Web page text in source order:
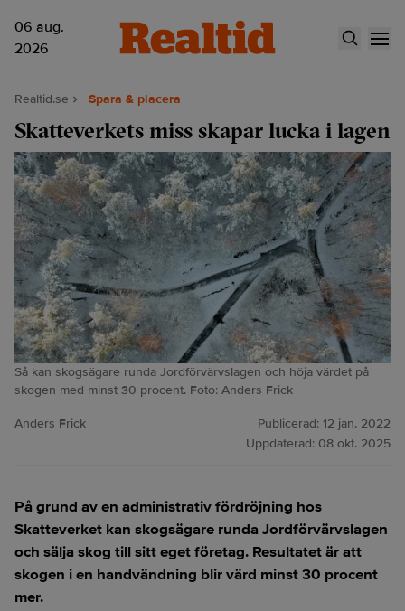
06 aug.
2026
Realtid.se Spara & placera
Skatteverkets miss skapar lucka i lagen
Så kan skogsägare runda Jordförvärvslagen och höja värdet på
skogen med minst 30 procent. Foto: Anders Frick
Anders Frick Publicerad: 12 jan. 2022
Uppdaterad: 08 okt. 2025
På grund av en administrativ fördröjning hos
Skatteverket kan skogsägare runda Jordförvärvslagen
och sälja skog till sitt eget företag. Resultatet är att
skogen i en handvändning blir värd minst 30 procent
mer.